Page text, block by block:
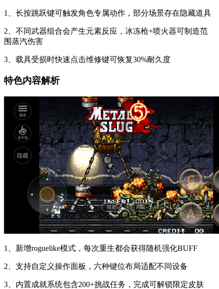
1、长按跳跃键可触发角色专属动作，部分场景存在隐藏道具
2、不同武器组合会产生元素反应，冰冻枪+喷火器可制造范
围蒸汽伤害
3、载具受损时快速点击维修键可恢复30%耐久度
特色内容解析
1、新增roguelike模式，每次重生都会获得随机强化BUFF
2、支持自定义操作面板，六种键位布局适配不同设备
3、内置成就系统包含200+挑战任务，完成可解锁限定皮肤